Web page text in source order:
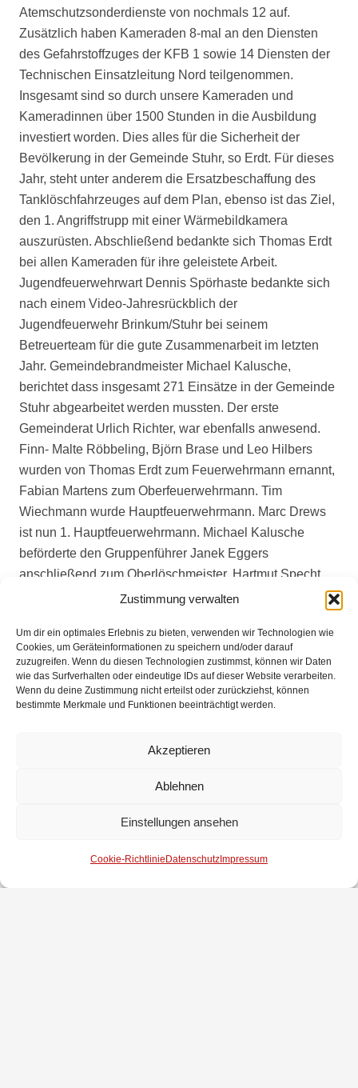
Zustimmung verwalten
Um dir ein optimales Erlebnis zu bieten, verwenden wir Technologien wie
Cookies, um Geräteinformationen zu speichern und/oder darauf
zuzugreifen. Wenn du diesen Technologien zustimmst, können wir Daten
wie das Surfverhalten oder eindeutige IDs auf dieser Website verarbeiten.
Wenn du deine Zustimmung nicht erteilst oder zurückziehst, können
bestimmte Merkmale und Funktionen beeinträchtigt werden.
Akzeptieren
Ablehnen
Einstellungen ansehen
Cookie-Richtlinie Datenschutz Impressum
Atemschutzsonderdienste von nochmals 12 auf.
Zusätzlich haben Kameraden 8-mal an den Diensten
des Gefahrstoffzuges der KFB 1 sowie 14 Diensten der
Technischen Einsatzleitung Nord teilgenommen.
Insgesamt sind so durch unsere Kameraden und
Kameradinnen über 1500 Stunden in die Ausbildung
investiert worden. Dies alles für die Sicherheit der
Bevölkerung in der Gemeinde Stuhr, so Erdt. Für dieses
Jahr, steht unter anderem die Ersatzbeschaffung des
Tanklöschfahrzeuges auf dem Plan, ebenso ist das Ziel,
den 1. Angriffstrupp mit einer Wärmebildkamera
auszurüsten. Abschließend bedankte sich Thomas Erdt
bei allen Kameraden für ihre geleistete Arbeit.
Jugendfeuerwehrwart Dennis Spörhaste bedankte sich
nach einem Video-Jahresrückblich der
Jugendfeuerwehr Brinkum/Stuhr bei seinem
Betreuerteam für die gute Zusammenarbeit im letzten
Jahr. Gemeindebrandmeister Michael Kalusche,
berichtet dass insgesamt 271 Einsätze in der Gemeinde
Stuhr abgearbeitet werden mussten. Der erste
Gemeinderat Urlich Richter, war ebenfalls anwesend.
Finn- Malte Röbbeling, Björn Brase und Leo Hilbers
wurden von Thomas Erdt zum Feuerwehrmann ernannt,
Fabian Martens zum Oberfeuerwehrmann. Tim
Wiechmann wurde Hauptfeuerwehrmann. Marc Drews
ist nun 1. Hauptfeuerwehrmann. Michael Kalusche
beförderte den Gruppenführer Janek Eggers
anschließend zum Oberlöschmeister. Hartmut Specht,
übernahm nach seinen Grußworten der Kreisfeuerwehr
Tinnemeyer für 40 Jahre und Friedhelm Eggers für 50
Jahre Mitgliedschaft in der Freiwilligen Feuerwehr.
Bericht und Foto: Christian Meinen